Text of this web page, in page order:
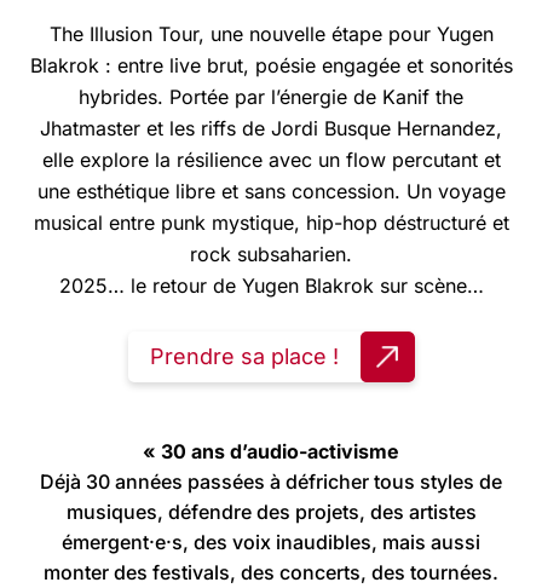
The Illusion Tour, une nouvelle étape pour Yugen
Blakrok : entre live brut, poésie engagée et sonorités
hybrides. Portée par l’énergie de Kanif the
Jhatmaster et les riffs de Jordi Busque Hernandez,
elle explore la résilience avec un flow percutant et
une esthétique libre et sans concession. Un voyage
musical entre punk mystique, hip-hop déstructuré et
rock subsaharien.
2025… le retour de Yugen Blakrok sur scène…
Prendre sa place !
« 30 ans d’audio-activisme
Déjà 30 années passées à défricher tous styles de
musiques, défendre des projets, des artistes
émergent·e·s, des voix inaudibles, mais aussi
monter des festivals, des concerts, des tournées.